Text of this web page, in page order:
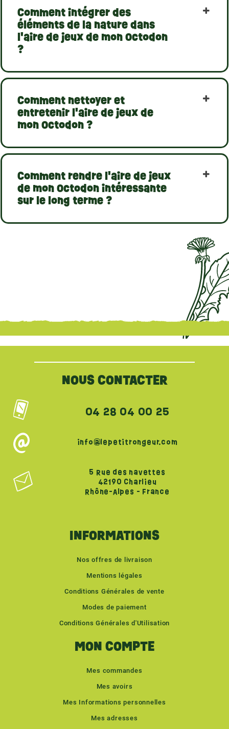
Comment intégrer des
éléments de la nature dans
l'aire de jeux de mon Octodon
?
Comment nettoyer et
entretenir l'aire de jeux de
mon Octodon ?
Comment rendre l'aire de jeux
de mon Octodon intéressante
sur le long terme ?
NOUS CONTACTER
04 28 04 00 25
info@lepetitrongeur.com
5 Rue des navettes
42190 Charlieu
Rhône-Alpes - France
INFORMATIONS
Nos offres de livraison
Mentions légales
Conditions Générales de vente
Modes de paiement
Conditions Générales d'Utilisation
MON COMPTE
Mes commandes
Mes avoirs
Mes Informations personnelles
Mes adresses